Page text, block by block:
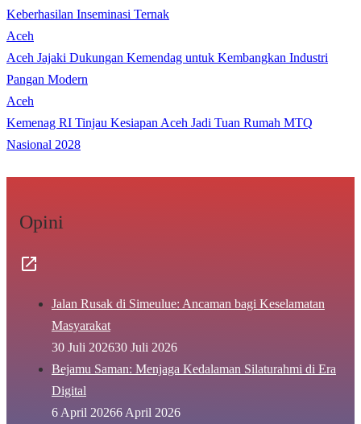
Keberhasilan Inseminasi Ternak
Aceh
Aceh Jajaki Dukungan Kemendag untuk Kembangkan Industri
Pangan Modern
Aceh
Kemenag RI Tinjau Kesiapan Aceh Jadi Tuan Rumah MTQ
Nasional 2028
Opini
Jalan Rusak di Simeulue: Ancaman bagi Keselamatan
Masyarakat
30 Juli 202630 Juli 2026
Bejamu Saman: Menjaga Kedalaman Silaturahmi di Era
Digital
6 April 20266 April 2026